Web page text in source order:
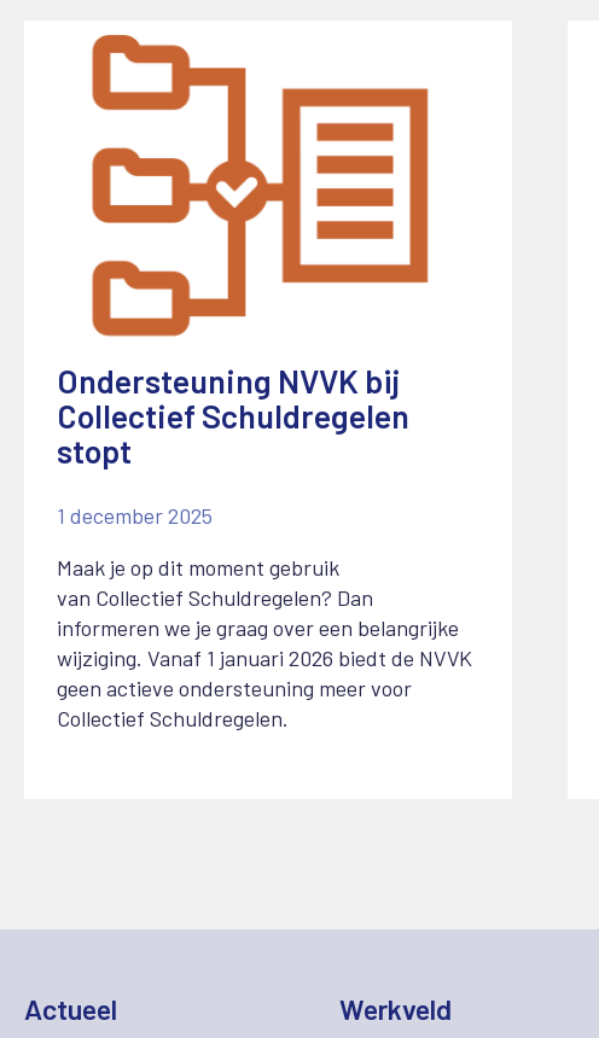
Ondersteuning NVVK bij
Collectief Schuldregelen
stopt
1 december 2025
Maak je op dit moment gebruik
van Collectief Schuldregelen? Dan
informeren we je graag over een belangrijke
wijziging. Vanaf 1 januari 2026 biedt de NVVK
geen actieve ondersteuning meer voor
Collectief Schuldregelen.
Actueel Werkveld